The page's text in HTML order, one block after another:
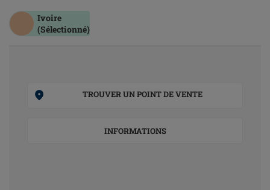
Ivoire
(Sélectionné)
TROUVER UN POINT DE VENTE
INFORMATIONS